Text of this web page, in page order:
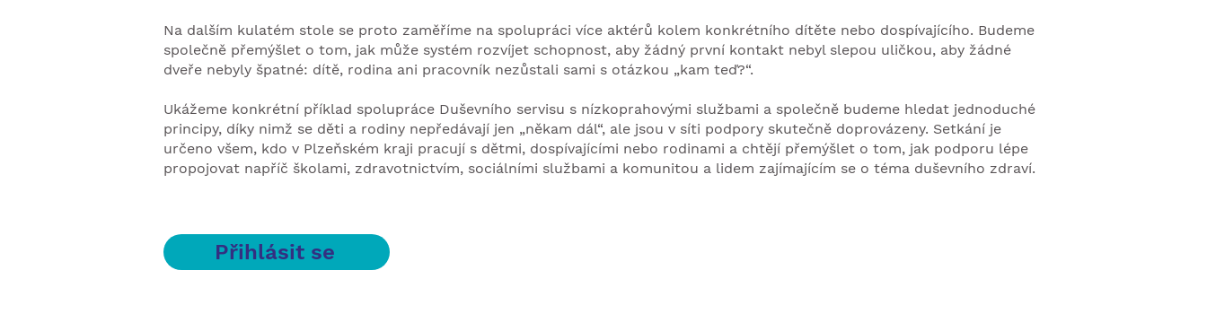
Na dalším kulatém stole se proto zaměříme na spolupráci více aktérů kolem konkrétního dítěte nebo dospívajícího. Budeme
společně přemýšlet o tom, jak může systém rozvíjet schopnost, aby žádný první kontakt nebyl slepou uličkou, aby žádné
dveře nebyly špatné: dítě, rodina ani pracovník nezůstali sami s otázkou „kam teď?“.
Ukážeme konkrétní příklad spolupráce Duševního servisu s nízkoprahovými službami a společně budeme hledat jednoduché
principy, díky nimž se děti a rodiny nepředávají jen „někam dál“, ale jsou v síti podpory skutečně doprovázeny. Setkání je
určeno všem, kdo v Plzeňském kraji pracují s dětmi, dospívajícími nebo rodinami a chtějí přemýšlet o tom, jak podporu lépe
propojovat napříč školami, zdravotnictvím, sociálními službami a komunitou a lidem zajímajícím se o téma duševního zdraví.
Přihlásit se